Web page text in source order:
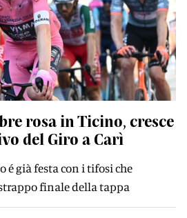
rosa in Ticino, cresce
del Giro a Carì
é già festa con i tifosi che
finale della tappa